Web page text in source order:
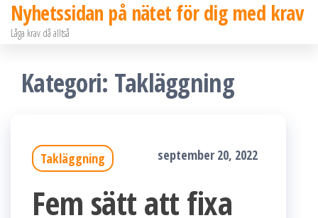
Hoppa
till
innehållet
Nyhetssidan på nätet för dig med krav
Låga krav då alltså
Kategori: Takläggning
Takläggning september 20, 2022
Fem sätt att fixa